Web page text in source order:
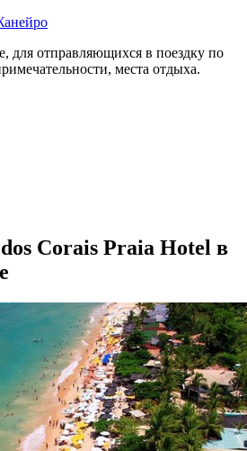
для отправляющихся в поездку по
места отдыха.
Corais Praia Hotel в